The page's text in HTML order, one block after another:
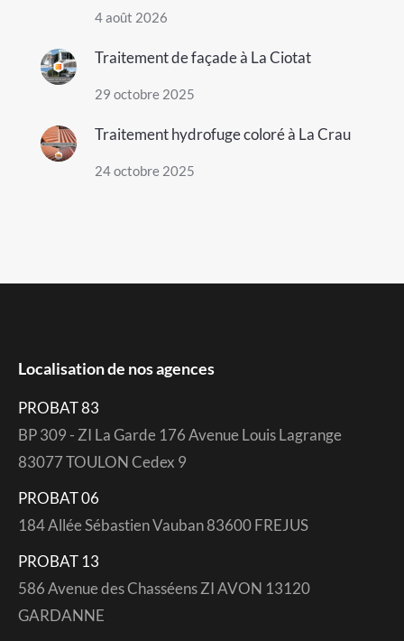
4 août 2026
Traitement de façade à La Ciotat
29 octobre 2025
Traitement hydrofuge coloré à La Crau
24 octobre 2025
Localisation de nos agences
PROBAT 83
BP 309 - ZI La Garde 176 Avenue Louis Lagrange
83077 TOULON Cedex 9
PROBAT 06
184 Allée Sébastien Vauban 83600 FREJUS
PROBAT 13
586 Avenue des Chasséens ZI AVON 13120
GARDANNE